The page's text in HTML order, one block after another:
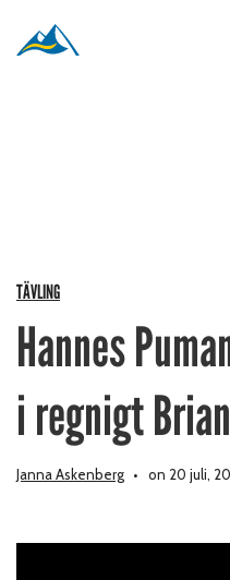
TÄVLING
Hannes
i regnigt
Janna Askenberg on 20 juli,